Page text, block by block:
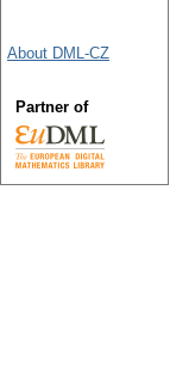
About DML-CZ
Partner of